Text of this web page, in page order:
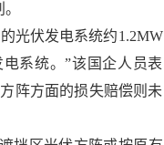
光伏发电系统约1.2MW
系统。”该国企人员表
阵方面的损失赔偿则未